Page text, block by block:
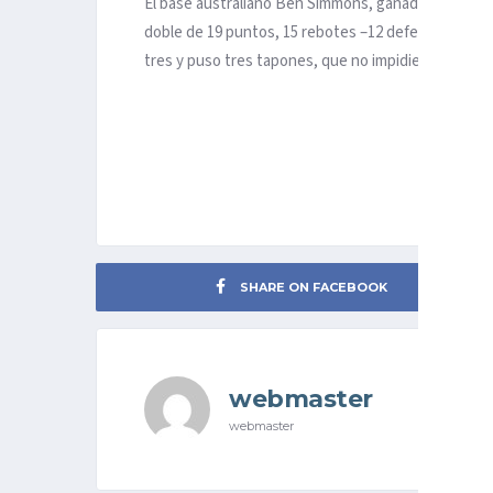
doble de 19 puntos, 15 rebotes –12 defensivos–,
tres y puso tres tapones, que no impidieron la
SHARE ON FACEBOOK
webmaster
webmaster